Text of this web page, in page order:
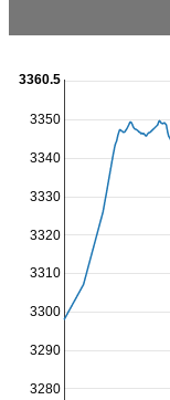
3280
3290
3300
3310
3320
3330
3340
3350
3360.5